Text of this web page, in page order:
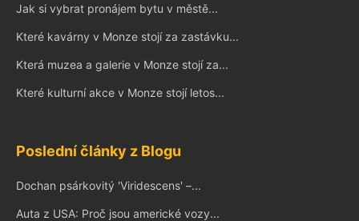
Jak si vybrat pronájem bytu v městě...
Které kavárny v Monze stojí za zastávku...
Která muzea a galerie v Monze stojí za...
Které kulturní akce v Monze stojí letos...
Poslední články z Blogu
Dochan psárkovitý 'Viridescens' –...
Auta z USA: Proč jsou americké vozy...